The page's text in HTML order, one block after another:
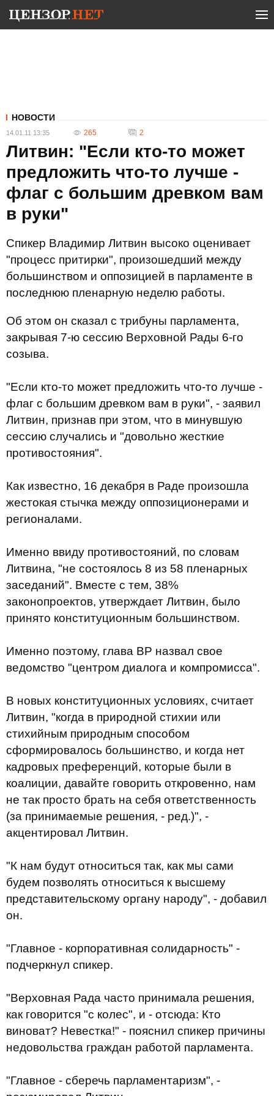
НОВОСТИ
14.01.11 13:35 265 2
Литвин: "Если кто-то может
предложить что-то лучше -
флаг с большим древком вам
в руки"
Спикер Владимир Литвин высоко оценивает
"процесс притирки", произошедший между
большинством и оппозицией в парламенте в
последнюю пленарную неделю работы.​
Об этом он сказал с трибуны парламента,
закрывая 7-ю сессию Верховной Рады 6-го
созыва.
"Если кто-то может предложить что-то лучше -
флаг с большим древком вам в руки", - заявил
Литвин, признав при этом, что в минувшую
сессию случались и "довольно жесткие
противостояния".
Как известно, 16 декабря в Раде произошла
жестокая стычка между оппозиционерами и
регионалами.
Именно ввиду противостояний, по словам
Литвина, "не состоялось 8 из 58 пленарных
заседаний". Вместе с тем, 38%
законопроектов, утверждает Литвин, было
принято конституционным большинством.
Именно поэтому, глава ВР назвал свое
ведомство "центром диалога и компромисса".
В новых конституционных условиях, считает
Литвин, "когда в природной стихии или
стихийным природным способом
сформировалось большинство, и когда нет
кадровых преференций, которые были в
коалиции, давайте говорить откровенно, нам
не так просто брать на себя ответственность
(за принимаемые решения, - ред.)", -
акцентировал Литвин.
"К нам будут относиться так, как мы сами
будем позволять относиться к высшему
представительскому органу народу", - добавил
он.
"Главное - корпоративная солидарность" -
подчеркнул спикер.
"Верховная Рада часто принимала решения,
как говорится "с колес", и - отсюда: Кто
виноват? Невестка!" - пояснил спикер причины
недовольства граждан работой парламента.
"Главное - сберечь парламентаризм", -